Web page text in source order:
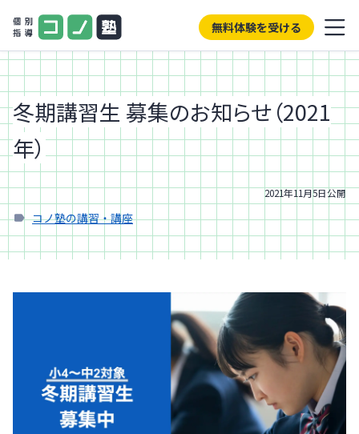
無料体験を受ける
冬期講習生 募集のお知らせ（2021
年）
2021年11月5日公開
コノ塾の講習・講座